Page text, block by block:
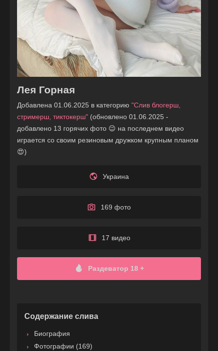
Лея Горная
Добавлена 01.06.2025 в категорию "Слив блогерш,
стримерш, тиктокерш" (обновлено 01.06.2025 -
добавлено 13 горячих фото 😉 на последнем видео
играется со своим резиновым дружком крупным планом
😍)
Украина
169 фото
17 видео
Раздеватор 18 +
Содержание слива
Биография
Фотографии (169)